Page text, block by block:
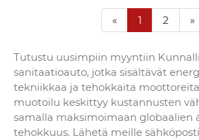
« 1 2 »
Tutustu uusimpiin myyntiin
sanitaatioauto, jotka sisältävät
tekniikkaa ja tehokkaita
muotoilu keskittyy kustannusten
samalla maksimoimaan globaalien
tehokkuus. Lähetä meille